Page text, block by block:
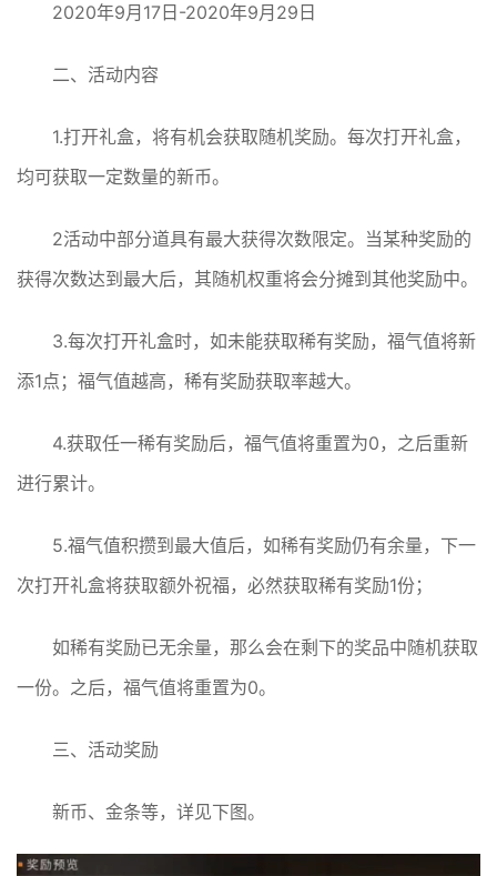
2020年9月17日-2020年9月29日
二、活动内容
1.打开礼盒，将有机会获取随机奖励。每次打开礼盒，
均可获取一定数量的新币。
2活动中部分道具有最大获得次数限定。当某种奖励的
获得次数达到最大后，其随机权重将会分摊到其他奖励中。
3.每次打开礼盒时，如未能获取稀有奖励，福气值将新
添1点；福气值越高，稀有奖励获取率越大。
4.获取任一稀有奖励后，福气值将重置为0，之后重新
进行累计。
5.福气值积攒到最大值后，如稀有奖励仍有余量，下一
次打开礼盒将获取额外祝福，必然获取稀有奖励1份；
如稀有奖励已无余量，那么会在剩下的奖品中随机获取
一份。之后，福气值将重置为0。
三、活动奖励
新币、金条等，详见下图。